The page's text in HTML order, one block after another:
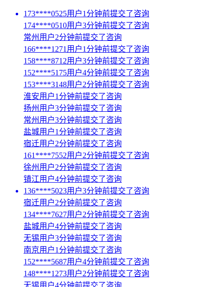
173****0525用户1分钟前提交了咨询
174****0510用户3分钟前提交了咨询
常州用户2分钟前提交了咨询
166****1271用户1分钟前提交了咨询
158****8712用户3分钟前提交了咨询
152****5175用户4分钟前提交了咨询
153****3148用户2分钟前提交了咨询
淮安用户1分钟前提交了咨询
扬州用户3分钟前提交了咨询
常州用户3分钟前提交了咨询
盐城用户1分钟前提交了咨询
宿迁用户2分钟前提交了咨询
161****7552用户2分钟前提交了咨询
徐州用户2分钟前提交了咨询
镇江用户4分钟前提交了咨询
136****5023用户3分钟前提交了咨询
宿迁用户2分钟前提交了咨询
134****7627用户2分钟前提交了咨询
盐城用户4分钟前提交了咨询
无锡用户3分钟前提交了咨询
南京用户1分钟前提交了咨询
152****5687用户4分钟前提交了咨询
148****1273用户2分钟前提交了咨询
无锡用户4分钟前提交了咨询